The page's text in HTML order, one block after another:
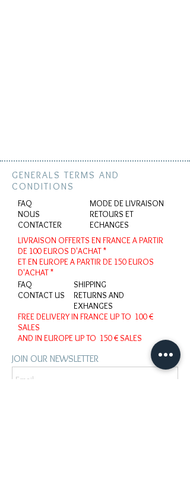
GENERALS TERMS AND
CONDITIONS
FAQ
NOUS
CONTACTER
MODE DE LIVRAISON
RETOURS ET
ECHANGES
LIVRAISON OFFERTS EN FRANCEA PARTIR
DE 100 EUROS D'ACHAT *
ET EN EUROPEA PARTIR DE 150 EUROS
D'ACHAT *
FAQ
CONTACT US
SHIPPING
RETURNS AND
EXHANGES
FREE DELIVERY IN FRANCE UP TO 100 €
SALES
AND IN EUROPE UP TO 150 € SALES
JOIN OUR NEWSLETTER